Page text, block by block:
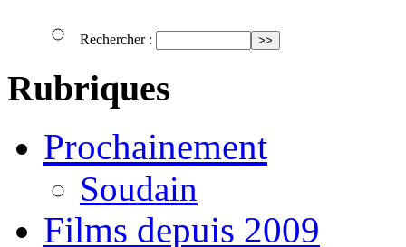
Rechercher :
Rubriques
Prochainement
Soudain
Films depuis 2009